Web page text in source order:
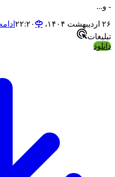
ادامه مطلب